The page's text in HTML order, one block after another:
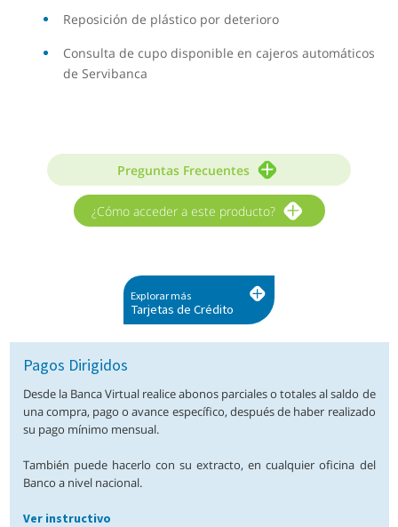
Reposición de plástico por deterioro
Consulta de cupo disponible en cajeros automáticos
de Servibanca
Preguntas Frecuentes
¿Cómo acceder a este producto?
Explorar más
Tarjetas de Crédito
Pagos Dirigidos
Desde la Banca Virtual realice abonos parciales o totales al saldo de
una compra, pago o avance específico, después de haber realizado
su pago mínimo mensual.
También puede hacerlo con su extracto, en cualquier oficina del
Banco a nivel nacional.
Ver instructivo